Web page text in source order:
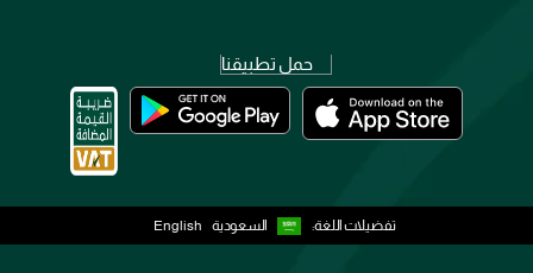
حمل تطبيقنا
تفضيلات اللغة: السعودية English